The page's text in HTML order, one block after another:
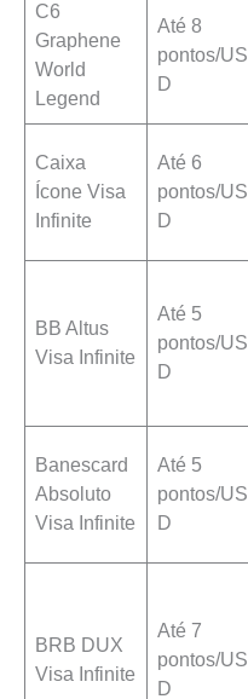
C6
Graphene
World
Legend
Até 8
pontos/US
D
Caixa
Ícone Visa
Infinite
Até 6
pontos/US
D
BB Altus
Visa Infinite
Até 5
pontos/US
D
Banescard
Absoluto
Visa Infinite
Até 5
pontos/US
D
BRB DUX
Visa Infinite
Até 7
pontos/US
D